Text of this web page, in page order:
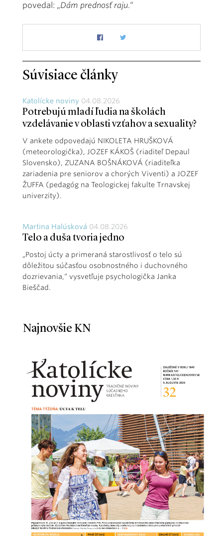
povedal: „Dám prednosť raju.“
Súvisiace články
Katolícke noviny 04.08.2026
Potrebujú mladí ľudia na školách
vzdelávanie v oblasti vzťahov a sexuality?
V ankete odpovedajú NIKOLETA HRUŠKOVÁ
(meteorologička), JOZEF KÁKOŠ (riaditeľ Depaul
Slovensko), ZUZANA BOŠNÁKOVÁ (riaditeľka
zariadenia pre seniorov a chorých Viventi) a JOZEF
ŽUFFA (pedagóg na Teologickej fakulte Trnavskej
univerzity).
Martina Halúsková 04.08.2026
Telo a duša tvoria jedno
„Postoj úcty a primeraná starostlivosť o telo sú
dôležitou súčasťou osobnostného i duchovného
dozrievania,“ vysvetľuje psychologička Janka
Bieščad.
Najnovšie KN